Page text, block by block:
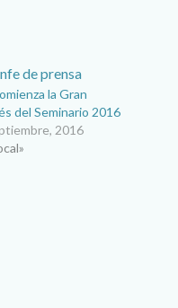
la Gran
del Seminario 2016
2016